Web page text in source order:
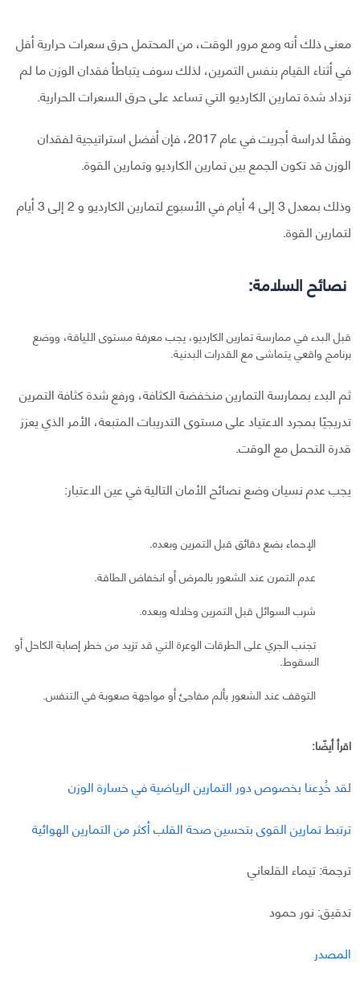
معنى ذلك أنه ومع مرور الوقت، من المحتمل حرق سعرات حرارية أقل
في أثناء القيام بنفس التمرين، لذلك سوف يتباطأ فقدان الوزن ما لم
تزداد شدة تمارين الكارديو التي تساعد على حرق السعرات الحرارية.
وفقًا لدراسة أجريت في عام 2017، فإن أفضل استراتيجية لفقدان
الوزن قد تكون الجمع بين تمارين الكارديو وتمارين القوة.
وذلك بمعدل 3 إلى 4 أيام في الأسبوع لتمارين الكارديو و 2 إلى 3 أيام
لتمارين القوة.
نصائح السلامة:
قبل البدء في ممارسة تمارين الكارديو، يجب معرفة مستوى اللياقة، ووضع
برنامج واقعي يتماشى مع القدرات البدنية.
ثم البدء بممارسة التمارين منخفضة الكثافة، ورفع شدة كثافة التمرين
تدريجيًا بمجرد الاعتياد على مستوى التدريبات المتبعة، الأمر الذي يعزز
قدرة التحمل مع الوقت.
يجب عدم نسيان وضع نصائح الأمان التالية في عين الاعتبار:
الإحماء بضع دقائق قبل التمرين وبعده.
عدم التمرن عند الشعور بالمرض أو انخفاض الطاقة.
شرب السوائل قبل التمرين وخلاله وبعده.
تجنب الجري على الطرقات الوعرة التي قد تزيد من خطر إصابة الكاحل أو
السقوط.
التوقف عند الشعور بألم مفاجئ أو مواجهة صعوبة في التنفس.
اقرأ أيضًا:
لقد خُدِعنا بخصوص دور التمارين الرياضية في خسارة الوزن
ترتبط تمارين القوى بتحسين صحة القلب أكثر من التمارين الهوائية
ترجمة: تيماء القلعاني
تدقيق: نور حمود
المصدر